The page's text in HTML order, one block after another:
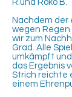
R.und Roko B.
Nachdem der
wegen
wir zum
Grad. Alle
umkämpft
das Ergebnis
Strich reichte
einem